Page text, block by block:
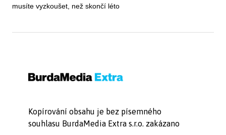
musíte vyzkoušet, než skončí léto
Kopírování obsahu je bez písemného
souhlasu BurdaMedia Extra s.r.o. zakázano